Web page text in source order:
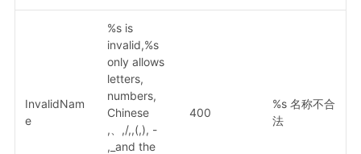
InvalidNam
e
%s is
invalid,%s
only allows
letters,
numbers,
Chinese
,、,/,,(,), -
,_and the
400
%s 名称不合
法